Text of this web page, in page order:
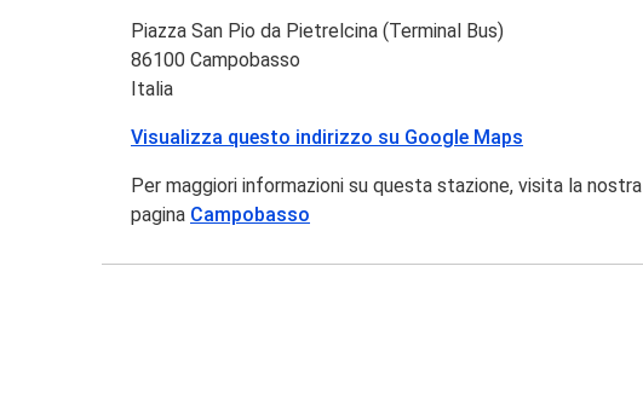
Piazza San Pio da Pietrelcina (Terminal Bus)
86100 Campobasso
Italia
Visualizza questo indirizzo su Google Maps
Per maggiori informazioni su questa stazione, visita la nostra
pagina Campobasso